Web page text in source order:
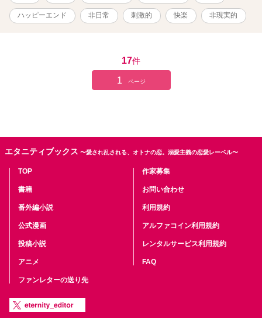
ハッピーエンド 非日常 刺激的 快楽 非現実的
17件
1 ページ
エタニティブックス 〜愛され乱される、オトナの恋。溺愛主義の恋愛レーベル〜
TOP
書籍
番外編小説
公式漫画
投稿小説
アニメ
ファンレターの送り先
作家募集
お問い合わせ
利用規約
アルファコイン利用規約
レンタルサービス利用規約
FAQ